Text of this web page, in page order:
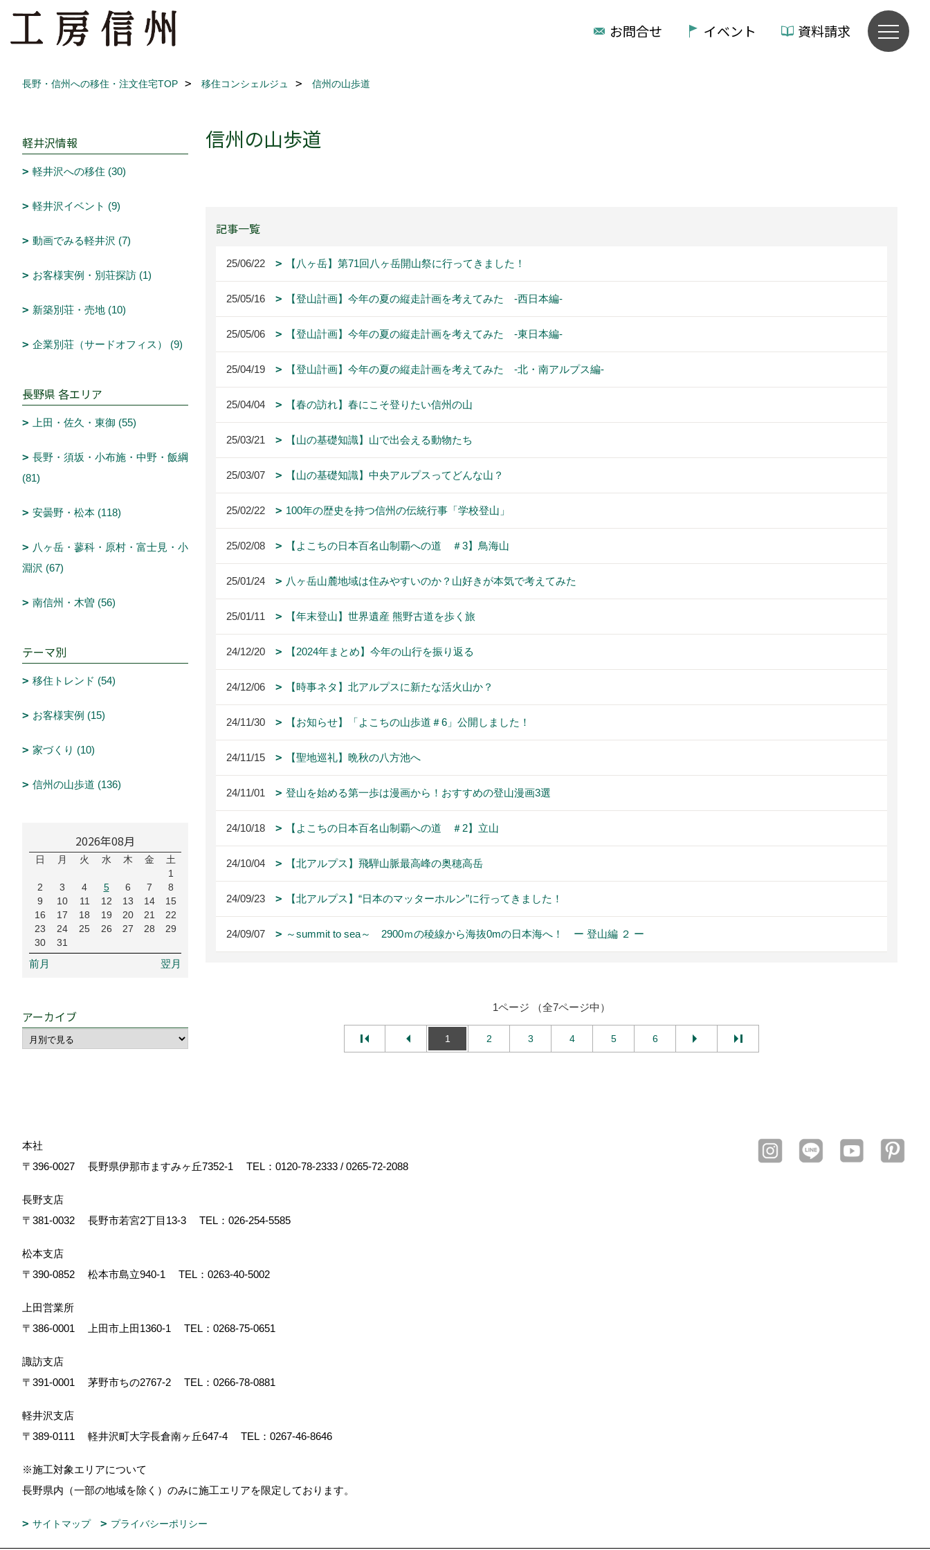
お問合せ イベント 資料請求
長野・信州への移住・注文住宅TOP 移住コンシェルジュ 信州の山歩道
信州の山歩道
記事一覧
25/06/22 【八ヶ岳】第71回八ヶ岳開山祭に行ってきました！
25/05/16 【登山計画】今年の夏の縦走計画を考えてみた -西日本編-
25/05/06 【登山計画】今年の夏の縦走計画を考えてみた -東日本編-
25/04/19 【登山計画】今年の夏の縦走計画を考えてみた -北・南アルプス編-
25/04/04 【春の訪れ】春にこそ登りたい信州の山
25/03/21 【山の基礎知識】山で出会える動物たち
25/03/07 【山の基礎知識】中央アルプスってどんな山？
25/02/22 100年の歴史を持つ信州の伝統行事「学校登山」
25/02/08 【よこちの日本百名山制覇への道 ＃3】鳥海山
25/01/24 八ヶ岳山麓地域は住みやすいのか？山好きが本気で考えてみた
25/01/11 【年末登山】世界遺産 熊野古道を歩く旅
24/12/20 【2024年まとめ】今年の山行を振り返る
24/12/06 【時事ネタ】北アルプスに新たな活火山か？
24/11/30 【お知らせ】「よこちの山歩道＃6」公開しました！
24/11/15 【聖地巡礼】晩秋の八方池へ
24/11/01 登山を始める第一歩は漫画から！おすすめの登山漫画3選
24/10/18 【よこちの日本百名山制覇への道 ＃2】立山
24/10/04 【北アルプス】飛騨山脈最高峰の奥穂高岳
24/09/23 【北アルプス】“日本のマッターホルン”に行ってきました！
24/09/07 ～summit to sea～ 2900ｍの稜線から海抜0mの日本海へ！ ー 登山編 ２ ー
1ページ （全7ページ中）
1 2 3 4 5 6
軽井沢情報
軽井沢への移住 (30)
軽井沢イベント (9)
動画でみる軽井沢 (7)
お客様実例・別荘探訪 (1)
新築別荘・売地 (10)
企業別荘（サードオフィス） (9)
長野県 各エリア
上田・佐久・東御 (55)
長野・須坂・小布施・中野・飯綱
(81)
安曇野・松本 (118)
八ヶ岳・蓼科・原村・富士見・小
淵沢 (67)
南信州・木曽 (56)
テーマ別
移住トレンド (54)
お客様実例 (15)
家づくり (10)
信州の山歩道 (136)
2026年08月
日 月 火 水 木 金
土
1
2
3 4 5 6 7
8
9
10 11 12 13 14
15
16
17 18 19 20 21
22
23
24 25 26 27 28
29
30
31
前月 翌月
アーカイブ
本社
〒396-0027
長野県伊那市ますみヶ丘7352-1 TEL： 0120-78-2333 / 0265-72-2088
長野支店
〒381-0032
長野市若宮2丁目13-3 TEL： 026-254-5585
松本支店
〒390-0852
松本市島立940-1 TEL： 0263-40-5002
上田営業所
〒386-0001
上田市上田1360-1 TEL： 0268-75-0651
諏訪支店
〒391-0001
茅野市ちの2767-2 TEL： 0266-78-0881
軽井沢支店
〒389-0111
軽井沢町大字長倉南ヶ丘647-4 TEL： 0267-46-8646
※施工対象エリアについて
長野県内（一部の地域を除く）のみに施工エリアを限定しております。
サイトマップ プライバシーポリシー